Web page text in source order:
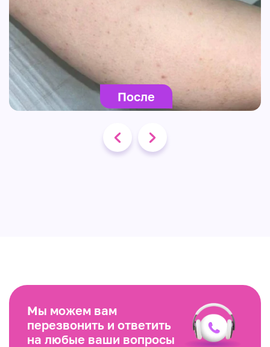
После
Мы можем вам
перезвонить и ответить
на любые ваши вопросы